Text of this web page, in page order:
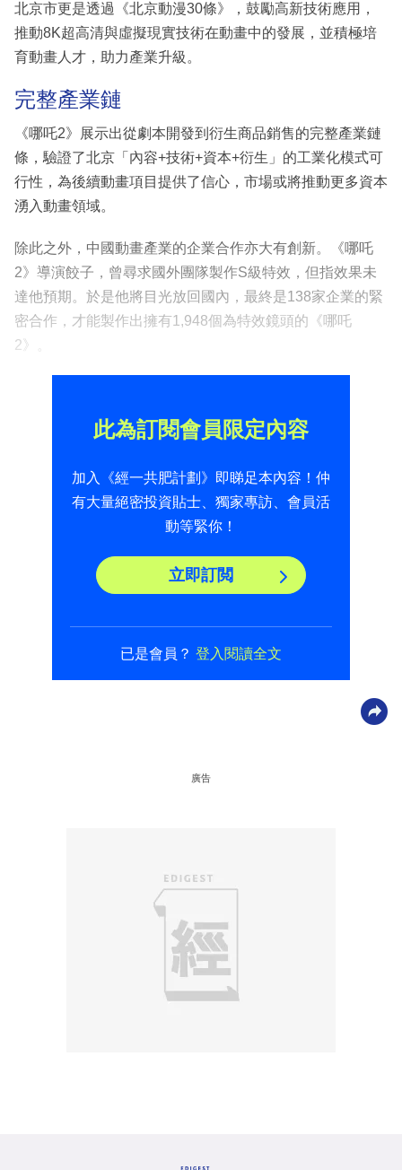
北京市更是透過《北京動漫30條》，鼓勵高新技術應用，
推動8K超高清與虛擬現實技術在動畫中的發展，並積極培
育動畫人才，助力產業升級。
完整產業鏈
《哪吒2》展示出從劇本開發到衍生商品銷售的完整產業鏈
條，驗證了北京「內容+技術+資本+衍生」的工業化模式可
行性，為後續動畫項目提供了信心，市場或將推動更多資本
湧入動畫領域。
除此之外，中國動畫產業的企業合作亦大有創新。《哪吒
2》導演餃子，曾尋求國外團隊製作S級特效，但指效果未
達他預期。於是他將目光放回國內，最終是138家企業的緊
密合作，才能製作出擁有1,948個為特效鏡頭的《哪吒
2》。
此為訂閱會員限定內容
加入《經一共肥計劃》即睇足本內容！仲
有大量絕密投資貼士、獨家專訪、會員活
動等緊你！
立即訂閲
已是會員？ 登入閱讀全文
廣告